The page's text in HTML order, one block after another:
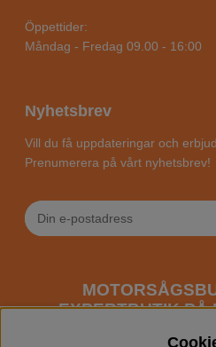
Öppettider:
Måndag - Fredag 09.00 - 16:00
Nyhetsbrev
Vill du få uppdateringar och
Prenumerera på vårt nyhetsbrev!
EXPERTBUTIK PÅ